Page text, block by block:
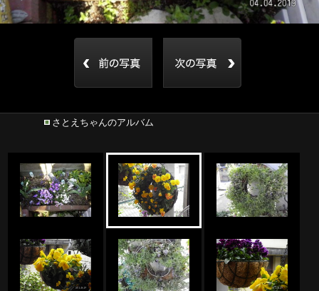
さとえちゃんのアルバム